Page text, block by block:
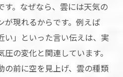
す。なぜなら、雲には天気の
が現れるからです。例えば
い」といった言い伝えは、実
の変化と関連しています。
の前に空を見上げ、雲の種類